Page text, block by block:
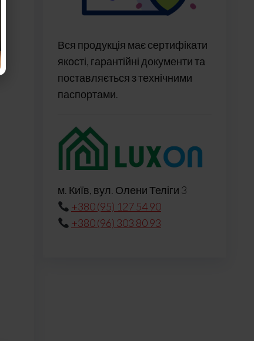
Вся продукція має сертифікати
якості, гарантійні документи та
поставляється з технічними
паспортами.
м. Київ, вул. Олени Теліги 3
+380 (95) 127 54 90
+380 (96) 303 80 93